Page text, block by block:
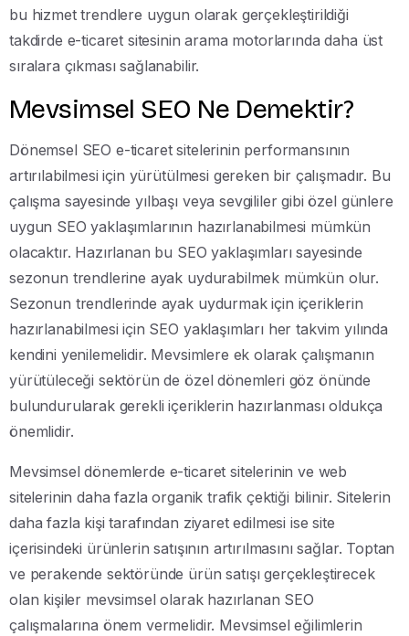
bu hizmet trendlere uygun olarak gerçekleştirildiği
takdirde e-ticaret sitesinin arama motorlarında daha üst
sıralara çıkması sağlanabilir.
Mevsimsel SEO Ne Demektir?
Dönemsel SEO e-ticaret sitelerinin performansının
artırılabilmesi için yürütülmesi gereken bir çalışmadır. Bu
çalışma sayesinde yılbaşı veya sevgililer gibi özel günlere
uygun SEO yaklaşımlarının hazırlanabilmesi mümkün
olacaktır. Hazırlanan bu SEO yaklaşımları sayesinde
sezonun trendlerine ayak uydurabilmek mümkün olur.
Sezonun trendlerinde ayak uydurmak için içeriklerin
hazırlanabilmesi için SEO yaklaşımları her takvim yılında
kendini yenilemelidir. Mevsimlere ek olarak çalışmanın
yürütüleceği sektörün de özel dönemleri göz önünde
bulundurularak gerekli içeriklerin hazırlanması oldukça
önemlidir.
Mevsimsel dönemlerde e-ticaret sitelerinin ve web
sitelerinin daha fazla organik trafik çektiği bilinir. Sitelerin
daha fazla kişi tarafından ziyaret edilmesi ise site
içerisindeki ürünlerin satışının artırılmasını sağlar. Toptan
ve perakende sektöründe ürün satışı gerçekleştirecek
olan kişiler mevsimsel olarak hazırlanan SEO
çalışmalarına önem vermelidir. Mevsimsel eğilimlerin